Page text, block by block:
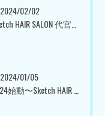
2024/02/02
2024/01/05